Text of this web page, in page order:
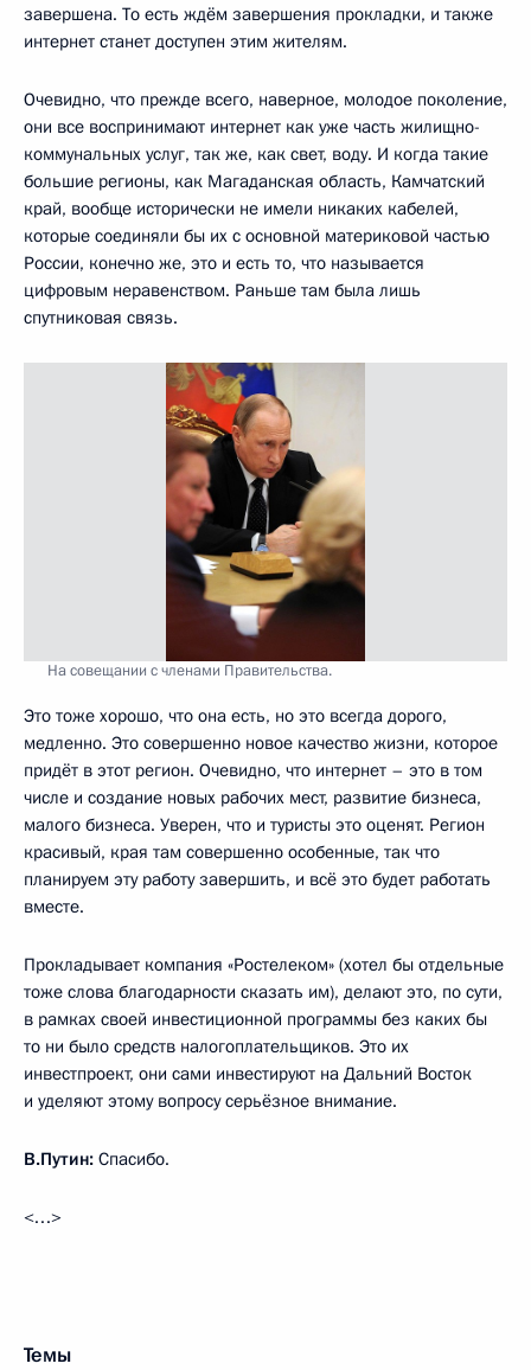
завершена. То есть ждём завершения прокладки, и также
интернет станет доступен этим жителям.
Очевидно, что прежде всего, наверное, молодое поколение,
они все воспринимают интернет как уже часть жилищно-
коммунальных услуг, так же, как свет, воду. И когда такие
большие регионы, как Магаданская область, Камчатский
край, вообще исторически не имели никаких кабелей,
которые соединяли бы их с основной материковой частью
России, конечно же, это и есть то, что называется
цифровым неравенством. Раньше там была лишь
спутниковая связь.
На совещании с членами Правительства.
Это тоже хорошо, что она есть, но это всегда дорого,
медленно. Это совершенно новое качество жизни, которое
придёт в этот регион. Очевидно, что интернет – это в том
числе и создание новых рабочих мест, развитие бизнеса,
малого бизнеса. Уверен, что и туристы это оценят. Регион
красивый, края там совершенно особенные, так что
планируем эту работу завершить, и всё это будет работать
вместе.
Прокладывает компания «Ростелеком» (хотел бы отдельные
тоже слова благодарности сказать им), делают это, по сути,
в рамках своей инвестиционной программы без каких бы
то ни было средств налогоплательщиков. Это их
инвестпроект, они сами инвестируют на Дальний Восток
и уделяют этому вопросу серьёзное внимание.
В.Путин: Спасибо.
<…>
Темы